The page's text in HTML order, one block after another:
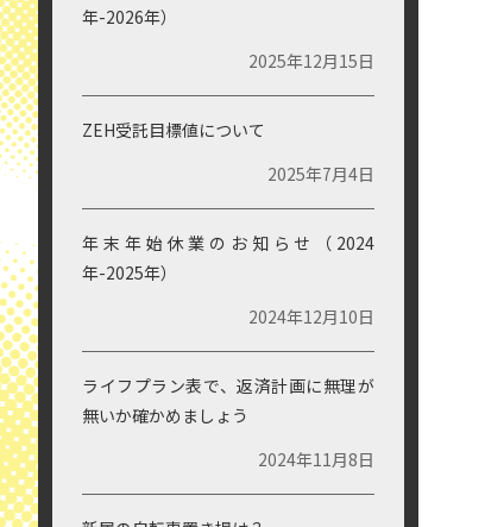
最近の投稿
GWの休業期間のお知らせ（2026年）
2026年4月24日
年末年始休業のお知らせ（2025
年-2026年）
2025年12月15日